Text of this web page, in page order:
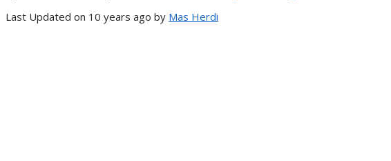
Last Updated on 10 years ago by Mas Herdi